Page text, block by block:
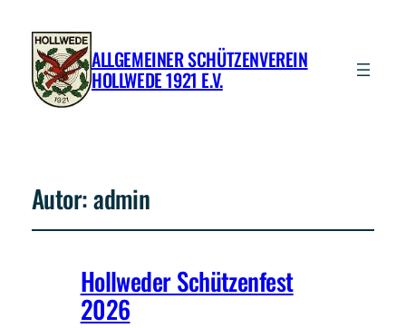
ALLGEMEINER SCHÜTZENVEREIN
HOLLWEDE 1921 E.V.
Autor:admin
Hollweder Schützenfest
2026